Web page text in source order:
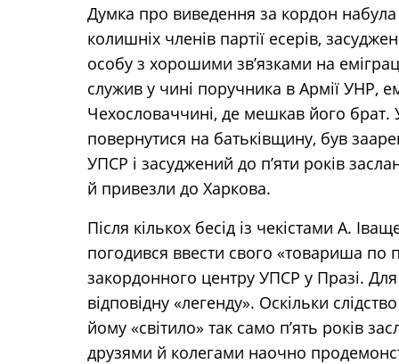
Думка про виведення за кордон набула
колишніх членів партії есерів,
особу з хорошими зв’язками на
служив у чині поручника в Армії УНР,
Чехословаччині, де мешкав його брат.
повернутися на батьківщину, був
УПСР і засуджений до п’яти років
й привезли до Харкова.
Після кількох бесід із чекістами А.
погодився ввести свого «товариша по
закордонного центру УПСР у Празі.
відповідну «легенду». Оскільки
йому «світило» так само п’ять років
друзями й колегами наочно